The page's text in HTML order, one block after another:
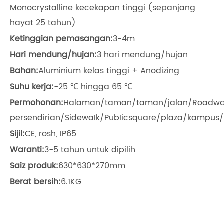
Monocrystalline kecekapan tinggi (sepanjang
hayat 25 tahun)
Ketinggian pemasangan:3-4m
Hari mendung/hujan:3 hari mendung/hujan
Bahan:Aluminium kelas tinggi + Anodizing
Suhu kerja:-25 ℃ hingga 65 ℃
Permohonan:Halaman/taman/taman/jalan/
persendirian/SidewaIk/PubIicsquare/plaza/
Sijil:CE, rosh, IP65
Waranti:3-5 tahun untuk dipilih
Saiz produk:630*630*270mm
Berat bersih:6.1KG